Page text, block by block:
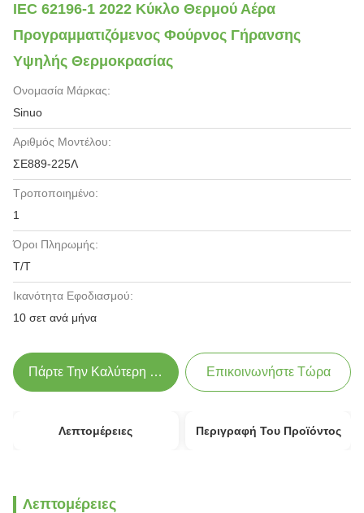
IEC 62196-1 2022 Κύκλο Θερμού Αέρα
Προγραμματιζόμενος Φούρνος Γήρανσης
Υψηλής Θερμοκρασίας
Ονομασία Μάρκας:
Sinuo
Αριθμός Μοντέλου:
ΣΕ889-225Λ
Τροποποιημένο:
1
Όροι Πληρωμής:
Τ/Τ
Ικανότητα Εφοδιασμού:
10 σετ ανά μήνα
Πάρτε Την Καλύτερη Τιμή Επικοινωνήστε Τώρα
Λεπτομέρειες Περιγραφή Του Προϊόντος
Λεπτομέρειες